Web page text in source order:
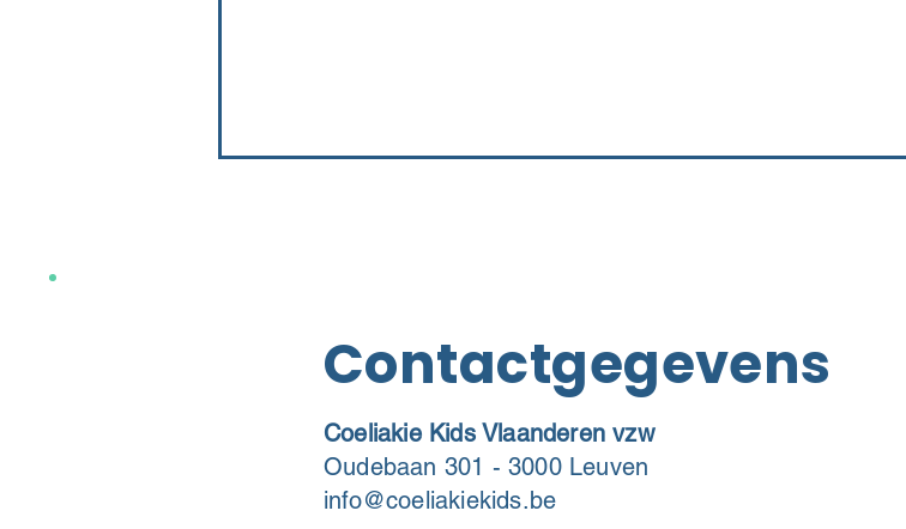
Contactgegevens
Coeliakie Kids Vlaanderen vzw
Oudebaan 301 - 3000 Leuven
info@coeliakiekids.be